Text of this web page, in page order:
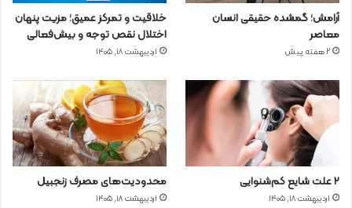
آرامش؛ گمشده حقیقی انسان
معاصر
2 هفته پیش
خلاقیت و تمرکز عمیق؛ مزیت پنهان
اختلال نقص توجه و بیش‌فعالی
اردیبهشت ۱۸, ۱۴۰۵
۲ علت شایع‌ کم‌شنوایی
اردیبهشت ۱۸, ۱۴۰۵
محدودیت‌های مصرف زنجبیل
اردیبهشت ۱۸, ۱۴۰۵